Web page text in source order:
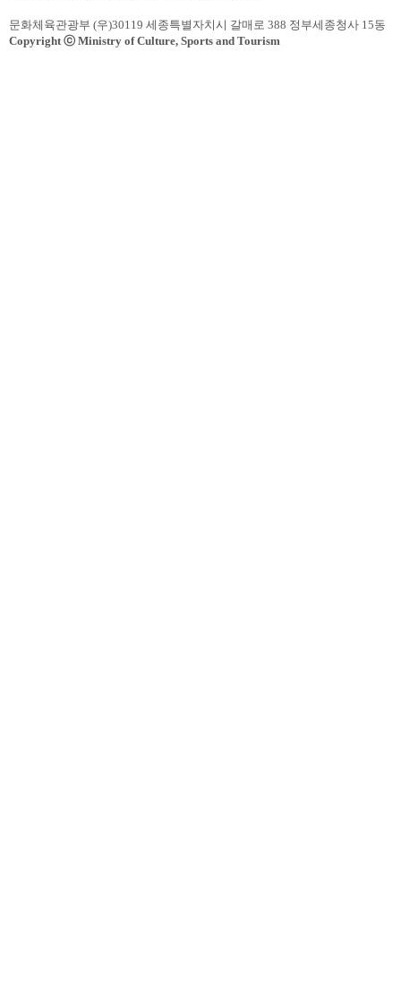
문화체육관광부 (우)30119 세종특별자치시 갈매로 388 정부세종청사 15동
Copyright ⓒ Ministry of Culture, Sports and Tourism